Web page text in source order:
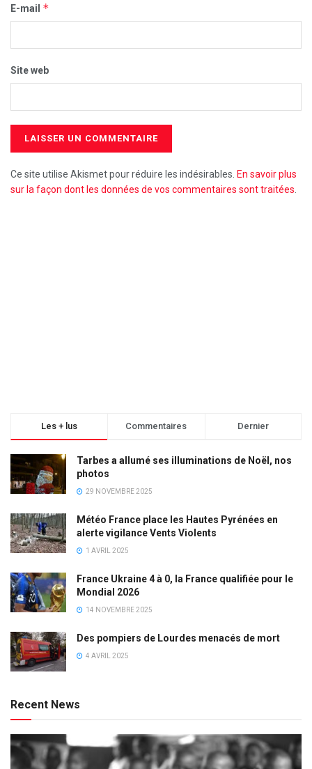
E-mail *
Site web
Ce site utilise Akismet pour réduire les indésirables. En savoir plus
sur la façon dont les données de vos commentaires sont traitées
Les + lus Commentaires Dernier
Tarbes a allumé ses illuminations de Noël, nos
photos
29 NOVEMBRE 2025
Météo France place les Hautes Pyrénées en
alerte vigilance Vents Violents
1 AVRIL 2025
France Ukraine 4 à 0, la France qualifiée pour le
Mondial 2026
14 NOVEMBRE 2025
Des pompiers de Lourdes menacés de mort
4 AVRIL 2025
Recent News